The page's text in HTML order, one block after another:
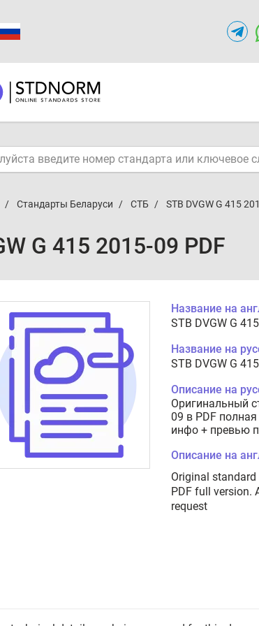
Стандарты Беларуси СТБ STB DVGW G 415
G 415 2015-09 PDF
Название на
STB DVGW G
Название на
STB DVGW G
Описание на
Оригинальный
09 в PDF
инфо + превью
Описание на
Original standard
PDF full version.
request